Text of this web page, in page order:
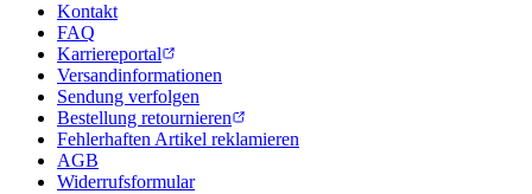
Kontakt
FAQ
Karriereportal
Versandinformationen
Sendung verfolgen
Bestellung retournieren
Fehlerhaften Artikel reklamieren
AGB
Widerrufsformular